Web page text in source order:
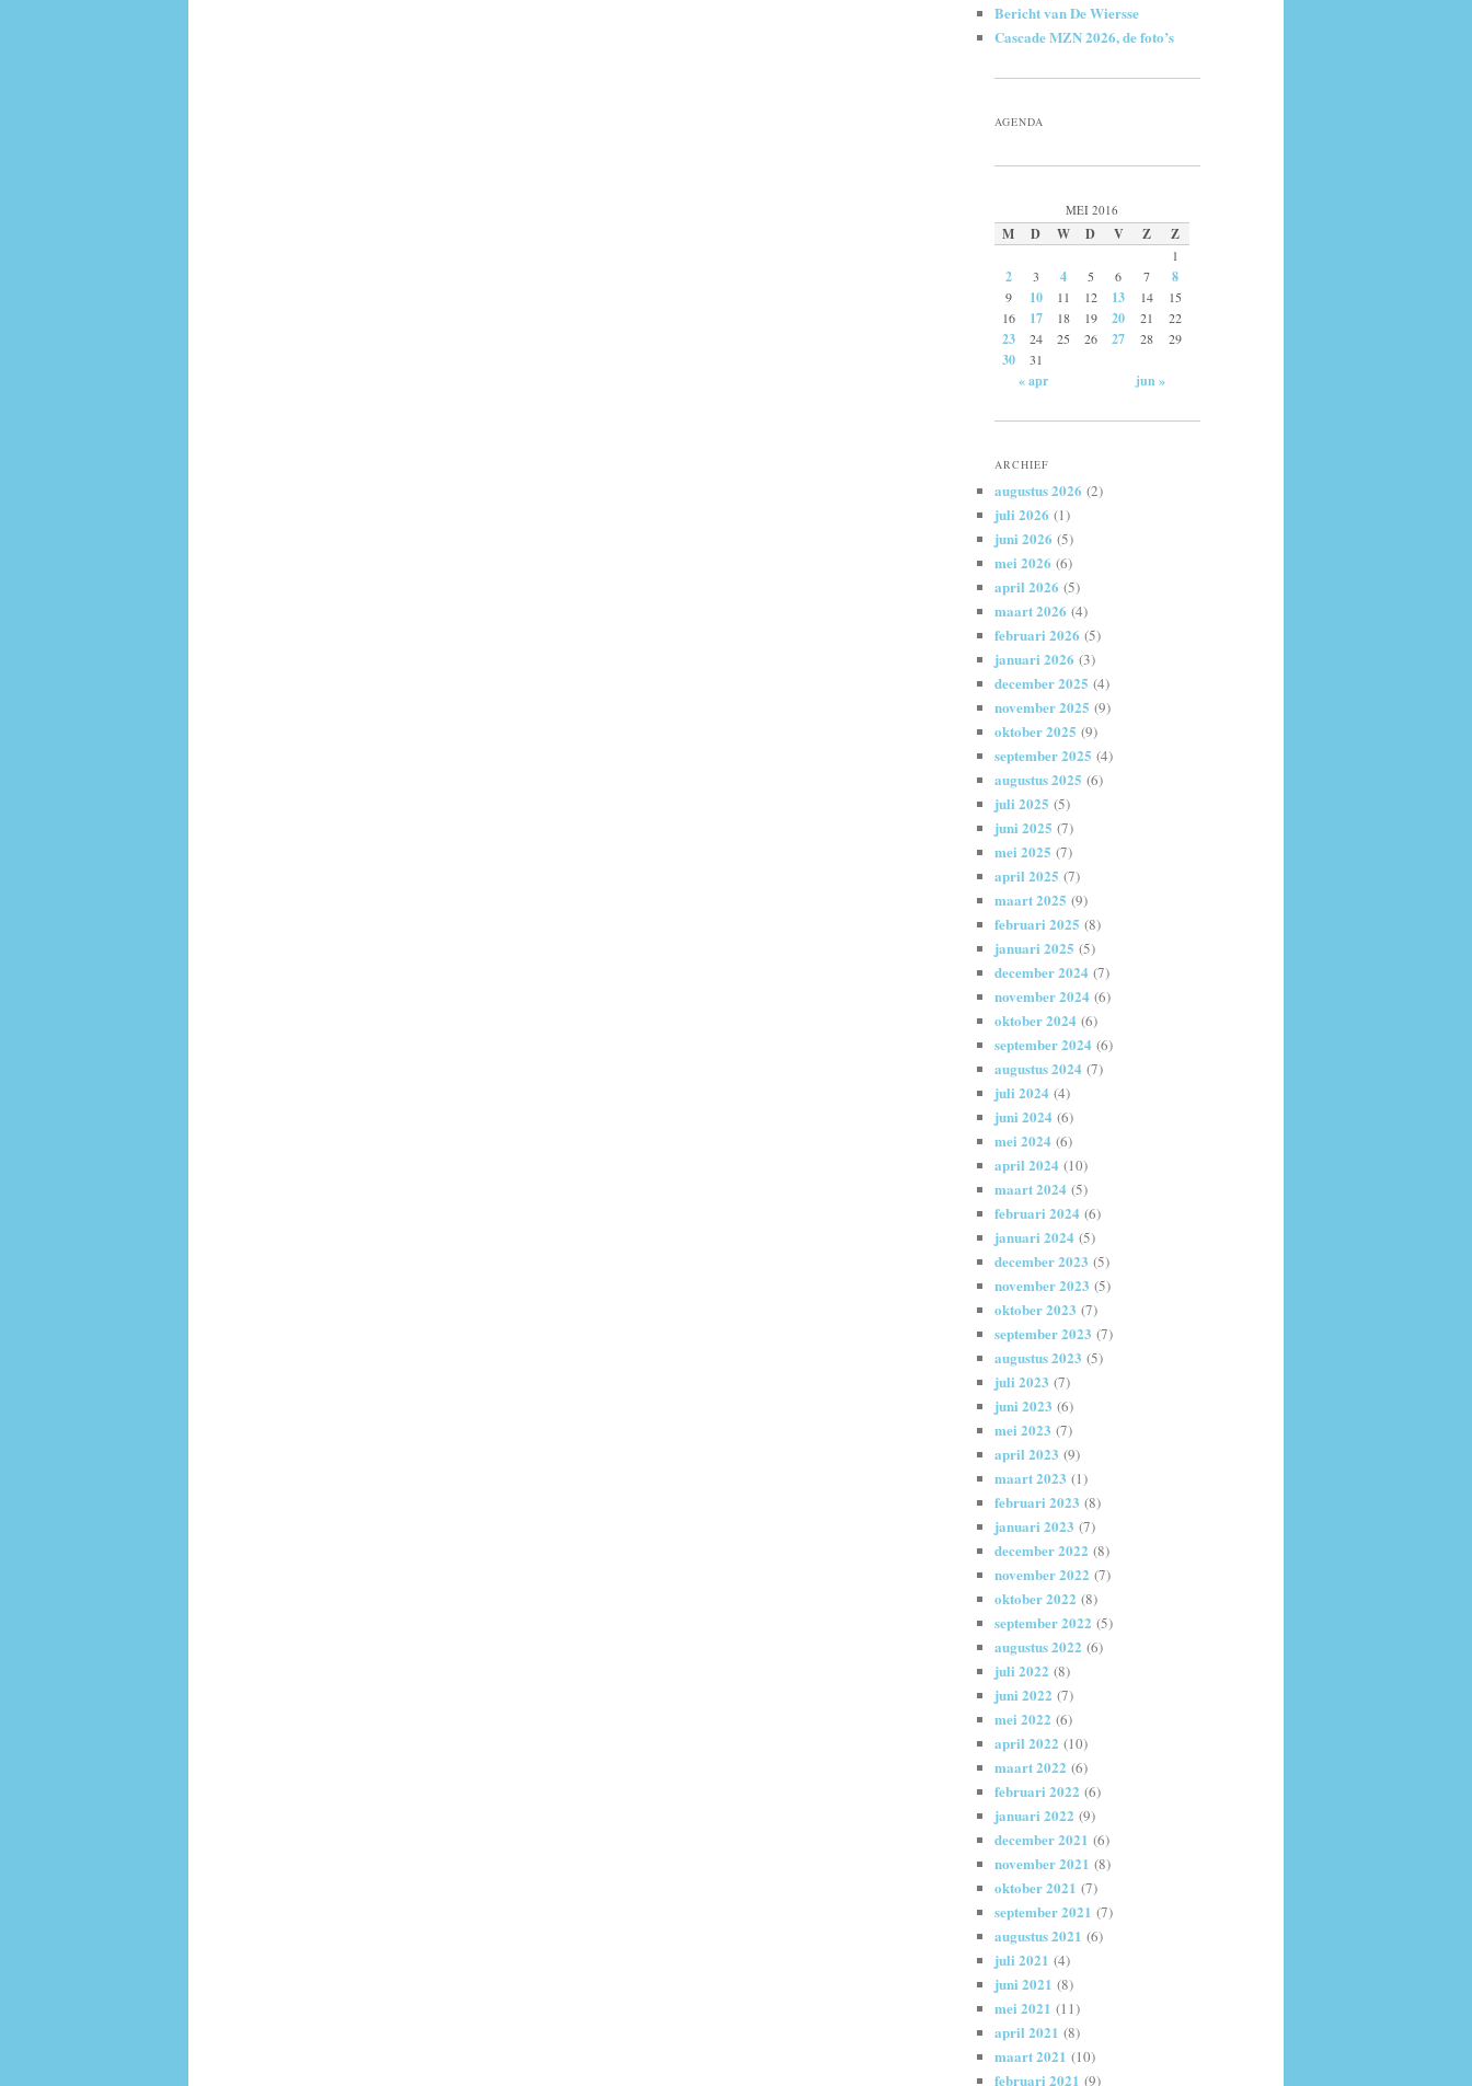
Bericht van De Wiersse
Cascade MZN 2026, de foto’s
AGENDA
MEI 2016
M D W D V Z Z
1
2 3 4 5 6 7 8
9 10 11 12 13 14
15
16
17 18 19 20 21 22
23 24 25 26 27 28 29
30 31
« apr jun »
ARCHIEF
augustus 2026 (2)
juli 2026 (1)
juni 2026 (5)
mei 2026 (6)
april 2026 (5)
maart 2026 (4)
februari 2026 (5)
januari 2026 (3)
december 2025 (4)
november 2025 (9)
oktober 2025 (9)
september 2025 (4)
augustus 2025 (6)
juli 2025 (5)
juni 2025 (7)
mei 2025 (7)
april 2025 (7)
maart 2025 (9)
februari 2025 (8)
januari 2025 (5)
december 2024 (7)
november 2024 (6)
oktober 2024 (6)
september 2024 (6)
augustus 2024 (7)
juli 2024 (4)
juni 2024 (6)
mei 2024 (6)
april 2024 (10)
maart 2024 (5)
februari 2024 (6)
januari 2024 (5)
december 2023 (5)
november 2023 (5)
oktober 2023 (7)
september 2023 (7)
augustus 2023 (5)
juli 2023 (7)
juni 2023 (6)
mei 2023 (7)
april 2023 (9)
maart 2023 (1)
februari 2023 (8)
januari 2023 (7)
december 2022 (8)
november 2022 (7)
oktober 2022 (8)
september 2022 (5)
augustus 2022 (6)
juli 2022 (8)
juni 2022 (7)
mei 2022 (6)
april 2022 (10)
maart 2022 (6)
februari 2022 (6)
januari 2022 (9)
december 2021 (6)
november 2021 (8)
oktober 2021 (7)
september 2021 (7)
augustus 2021 (6)
juli 2021 (4)
juni 2021 (8)
mei 2021 (11)
april 2021 (8)
maart 2021 (10)
februari 2021 (9)